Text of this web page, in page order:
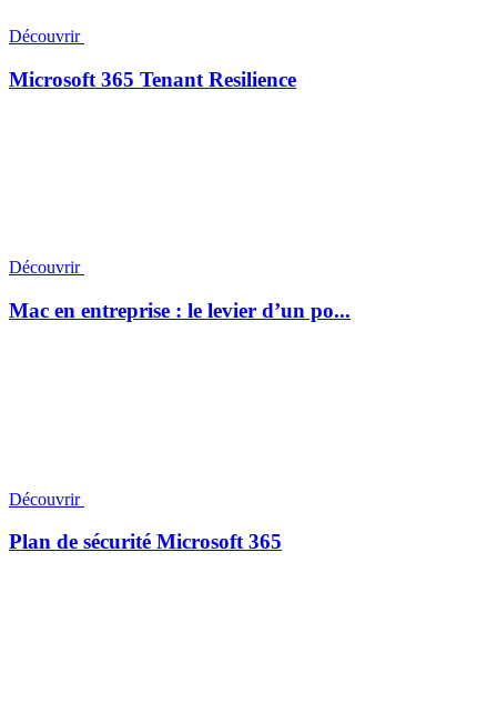
Découvrir
Microsoft 365 Tenant Resilience
Découvrir
Mac en entreprise : le levier d’un po...
Découvrir
Plan de sécurité Microsoft 365